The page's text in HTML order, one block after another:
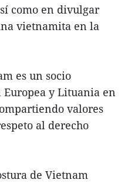
como en divulgar
vietnamita en la
es un socio
y Lituania en
valores
al derecho
de Vietnam